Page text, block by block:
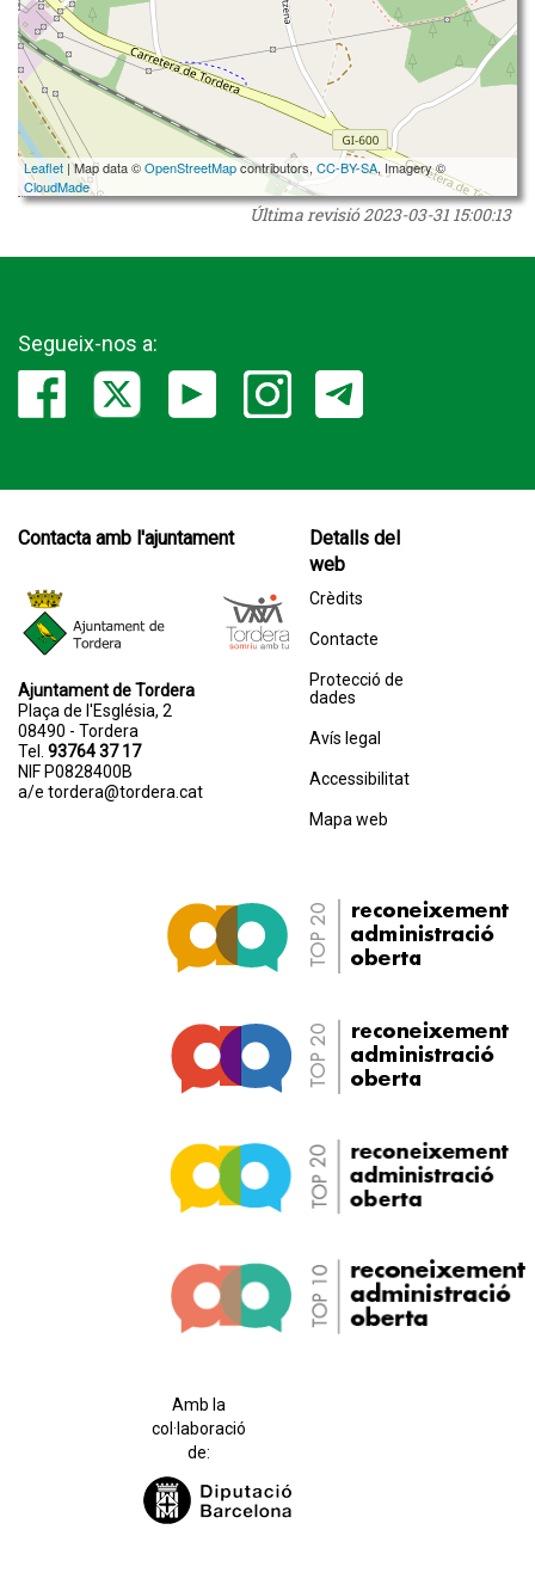
Leaflet | Map data ©OpenStreetMapcontributors, CC-BY-SA, Imagery ©
CloudMade
Última revisió2023-03-31 15:00:13
Segueix-nos a:
Contacta amb l'ajuntament
Ajuntament de Tordera
Plaça de l'Església, 2
08490 - Tordera
Tel. 93764 37 17
NIF P0828400B
a/e tordera@tordera.cat
Detalls del
web
Crèdits
Contacte
Protecció de
dades
Avís legal
Accessibilitat
Mapa web
Amb la
col·laboració
de: